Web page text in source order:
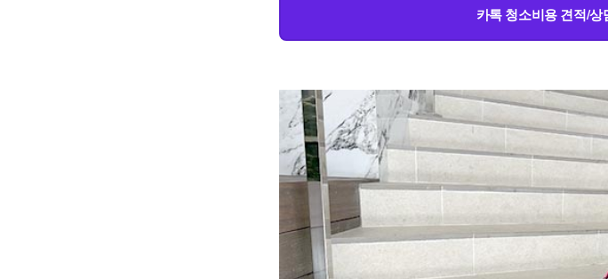
카톡 청소비용 견적/